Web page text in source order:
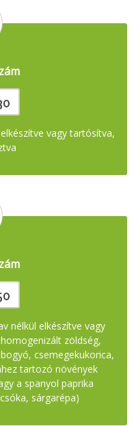
vagy tartósítva,
nélkül elkészítve vagy
zöldség,
csemegekukorica,
tartozó növények
a spanyol paprika
sárgarépa)